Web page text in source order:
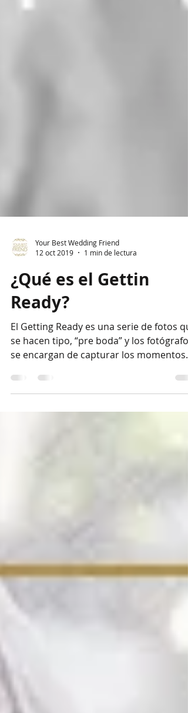
Your Best Wedding Friend
12 oct 2019
¿Qué es el Gettin
Ready?
se hacen tipo, “pre boda” y los fotógrafos
se encargan de capturar los momentos
antes de tu...